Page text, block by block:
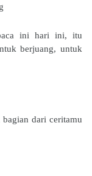
ini hari ini, itu
berjuang, untuk
dari ceritamu